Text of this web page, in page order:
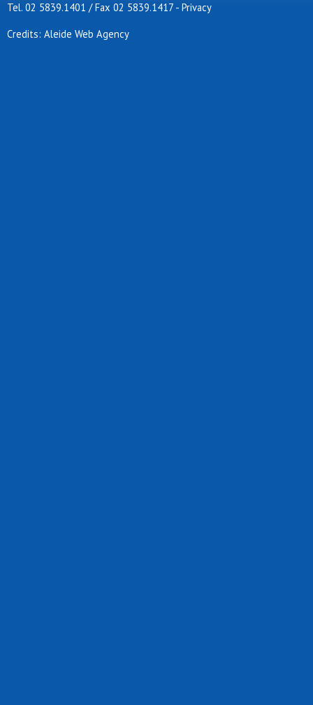
Tel. 02 5839.1401 / Fax 02 5839.1417 - Privacy
Credits: Aleide Web Agency